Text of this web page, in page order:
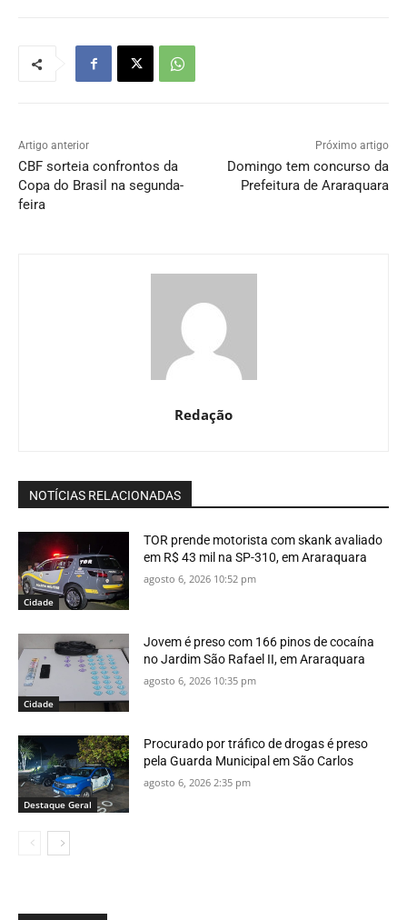
Artigo anterior
CBF sorteia confrontos da
Copa do Brasil na segunda-
feira
Próximo artigo
Domingo tem concurso da
Prefeitura de Araraquara
Redação
NOTÍCIAS RELACIONADAS
Cidade
TOR prende motorista com skank avaliado
em R$ 43 mil na SP-310, em Araraquara
agosto 6, 2026 10:52 pm
Cidade
Jovem é preso com 166 pinos de cocaína
no Jardim São Rafael II, em Araraquara
agosto 6, 2026 10:35 pm
Destaque Geral
Procurado por tráfico de drogas é preso
pela Guarda Municipal em São Carlos
agosto 6, 2026 2:35 pm